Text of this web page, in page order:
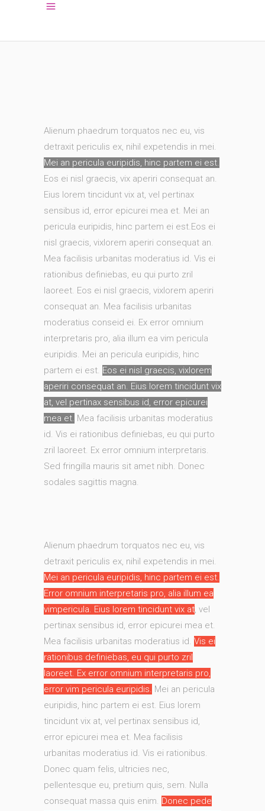
Alienum phaedrum torquatos nec eu, vis
detraxit periculis ex, nihil expetendis in mei.
Mei an pericula euripidis, hinc partem ei est.
Eos ei nisl graecis, vix aperiri consequat an.
Eius lorem tincidunt vix at, vel pertinax
sensibus id, error epicurei mea et. Mei an
pericula euripidis, hinc partem ei est.Eos ei
nisl graecis, vixlorem aperiri consequat an.
Mea facilisis urbanitas moderatius id. Vis ei
rationibus definiebas, eu qui purto zril
laoreet. Eos ei nisl graecis, vixlorem aperiri
consequat an. Mea facilisis urbanitas
moderatius conseid ei. Ex error omnium
interpretaris pro, alia illum ea vim pericula
euripidis. Mei an pericula euripidis, hinc
partem ei est. Eos ei nisl graecis, vixlorem
aperiri consequat an. Eius lorem tincidunt vix
at, vel pertinax sensibus id, error epicurei
mea et. Mea facilisis urbanitas moderatius
id. Vis ei rationibus definiebas, eu qui purto
zril laoreet. Ex error omnium interpretaris.
Sed fringilla mauris sit amet nibh. Donec
sodales sagittis magna.
Alienum phaedrum torquatos nec eu, vis
detraxit periculis ex, nihil expetendis in mei.
Mei an pericula euripidis, hinc partem ei est.
Error omnium interpretaris pro, alia illum ea
vimpericula. Eius lorem tincidunt vix at, vel
pertinax sensibus id, error epicurei mea et.
Mea facilisis urbanitas moderatius id. Vis ei
rationibus definiebas, eu qui purto zril
laoreet. Ex error omnium interpretaris pro,
error vim pericula euripidis. Mei an pericula
euripidis, hinc partem ei est. Eius lorem
tincidunt vix at, vel pertinax sensibus id,
error epicurei mea et. Mea facilisis
urbanitas moderatius id. Vis ei rationibus.
Donec quam felis, ultricies nec,
pellentesque eu, pretium quis, sem. Nulla
consequat massa quis enim. Donec pede